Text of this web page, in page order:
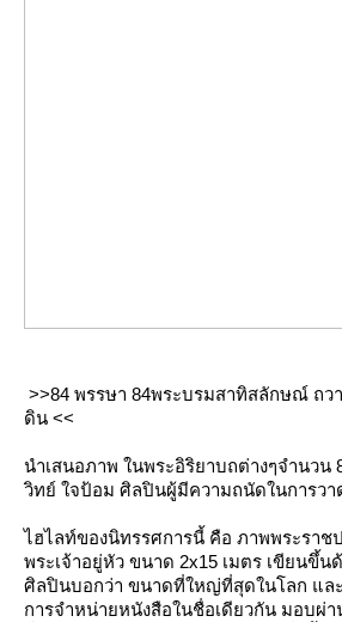
>>84 พรรษา 84พระบรมสาทิสลักษณ์ ถว
ดิน <<
นำเสนอภาพ ในพระอิริยาบถต่างๆจำนวน
วิทย์ ใจป้อม ศิลปินผู้มีความถนัดในการว
ไฮไลท์ของนิทรรศการนี้ คือ ภาพพระราช
พระเจ้าอยู่หัว ขนาด 2x15 เมตร เขียนขึ้น
ศิลปินบอกว่า ขนาดที่ใหญ่ที่สุดในโลก แล
การจำหน่ายหนังสือในชื่อเดียวกัน มอบผ่